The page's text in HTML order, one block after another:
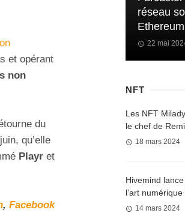
et opérant
non
du
qu’elle
Playr et
, Facebook
réseau
Ethereum
22 mai
NFT
Les NFT
le chef de
18 mars 2024
Hivemind
l’art
14 mars 2024